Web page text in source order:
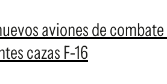
aviones de
cazas F-16